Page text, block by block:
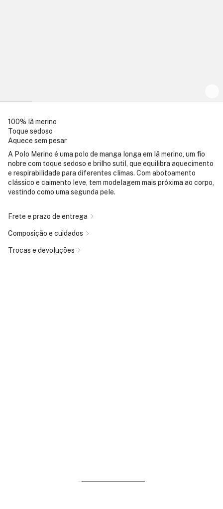
100% lã merino
Toque sedoso
Aquece sem pesar
A Polo Merino é uma polo de manga longa em lã merino, um fio
nobre com toque sedoso e brilho sutil, que equilibra aquecimento
e respirabilidade para diferentes climas. Com abotoamento
clássico e caimento leve, tem modelagem mais próxima ao corpo,
vestindo como uma segunda pele.
Frete e prazo de entrega
Composição e cuidados
Trocas e devoluções